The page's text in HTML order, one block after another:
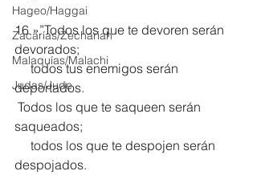
Hageo/Haggai
Zacarías/Zechariah
Malaquías/Malachi
Judas/Jude
16 »”Todos los que te devoren serán
devorados;
     todos tus enemigos serán
deportados.
saqueados;
despojados.